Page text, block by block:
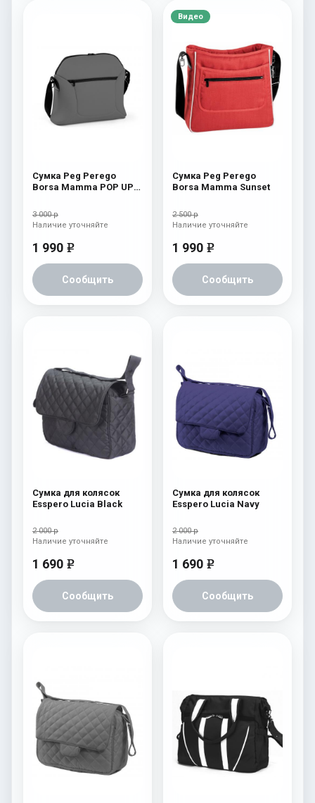
Сумка Peg Perego
Borsa Mamma POP UP
3 000 р
1 990 e
Сообщить
Наличие уточняйте
Видео
Сумка Peg Perego
Borsa Mamma Sunset
2 500 р
1 990 e
Сообщить
Наличие уточняйте
Сумка для колясок
Esspero Lucia Black
2 000 р
1 690 e
Сообщить
Наличие уточняйте
Сумка для колясок
Esspero Lucia Navy
2 000 р
1 690 e
Сообщить
Наличие уточняйте